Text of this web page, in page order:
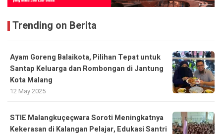
Trending on Berita
Ayam Goreng Balaikota, Pilihan Tepat untuk
Santap Keluarga dan Rombongan di Jantung
Kota Malang
12 May 2025
STIE Malangkuçeçwara Soroti Meningkatnya
Kekerasan di Kalangan Pelajar, Edukasi Santri